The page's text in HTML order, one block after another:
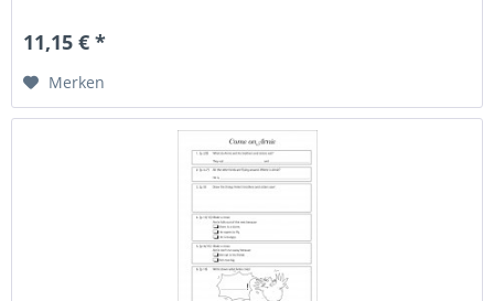
11,15 € *
Merken